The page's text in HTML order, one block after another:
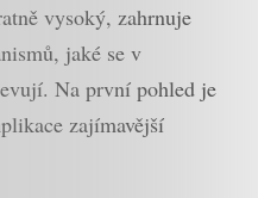
vysoký, zahrnuje
jaké se v
Na první pohled je
zajímavější